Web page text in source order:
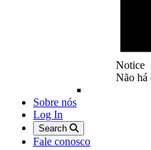
Notice
Não há
Sobre nós
Log In
Search
Fale conosco